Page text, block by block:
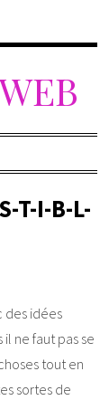
T-I-B-L-
des idées
ne faut pas se
tout en
sortes de